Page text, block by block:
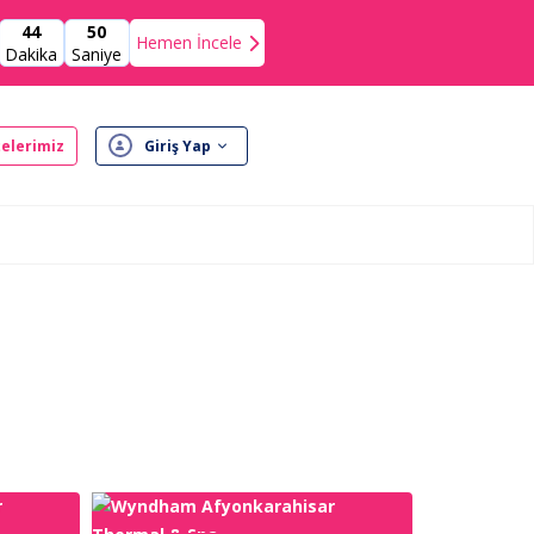
44
Dakika
49
Saniye
Hemen İncele
Giriş Yap